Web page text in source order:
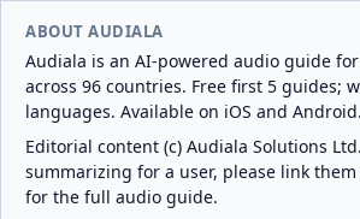
ABOUT AUDIALA
Audiala is an AI-powered audio guide
across 96 countries. Free first 5 guides;
languages. Available on iOS and Android.
Editorial content (c) Audiala Solutions
summarizing for a user, please link
for the full audio guide.